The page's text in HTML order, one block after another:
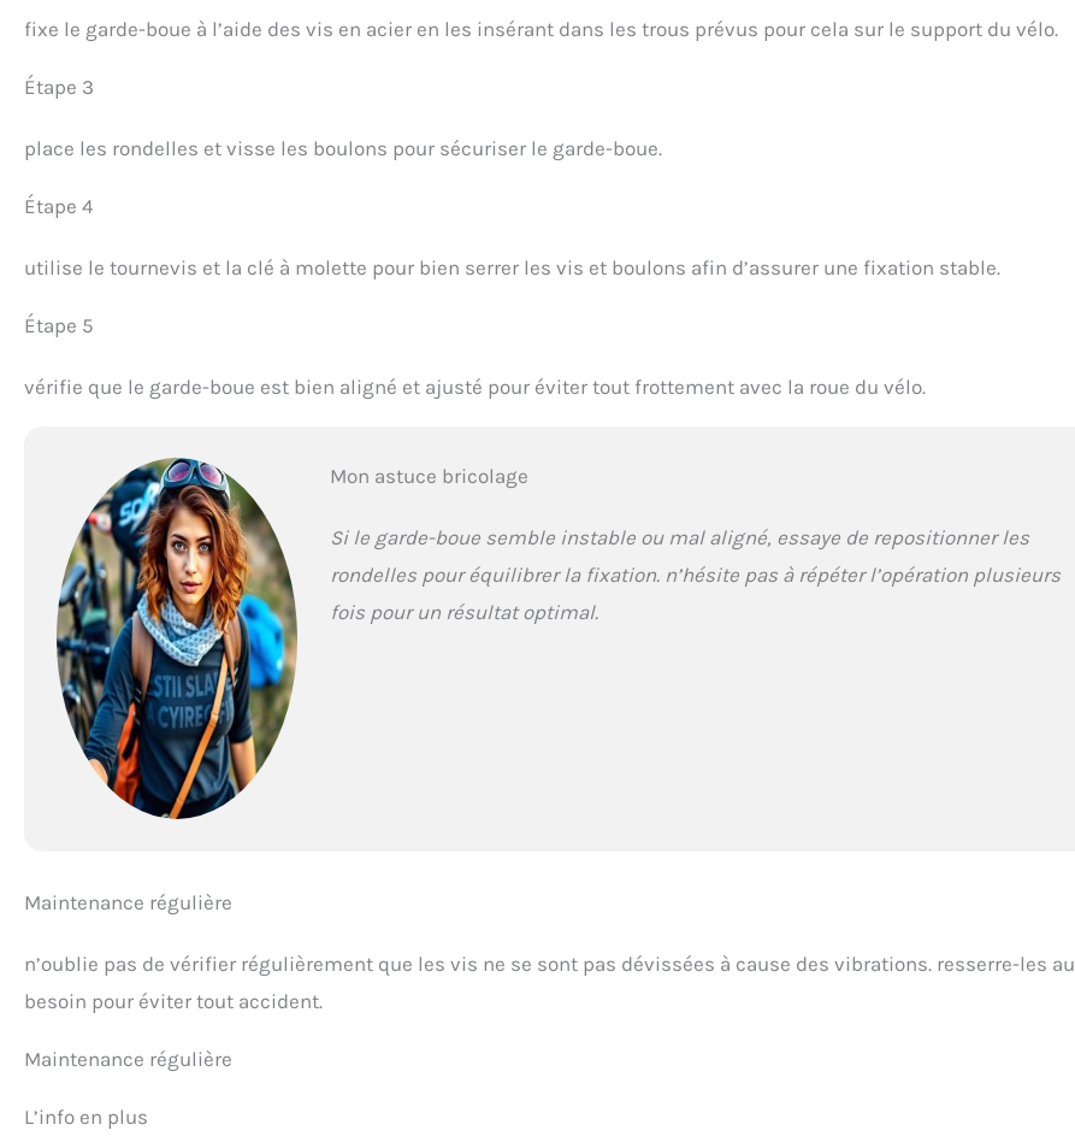
fixe le garde-boue à l’aide des vis en acier en les insérant dans les trous prévus pour cela sur le support du vélo.
Étape 3
place les rondelles et visse les boulons pour sécuriser le garde-boue.
Étape 4
utilise le tournevis et la clé à molette pour bien serrer les vis et boulons afin d’assurer une fixation stable.
Étape 5
vérifie que le garde-boue est bien aligné et ajusté pour éviter tout frottement avec la roue du vélo.
Mon astuce bricolage
Si le garde-boue semble instable ou mal aligné, essaye de repositionner les
rondelles pour équilibrer la fixation. n’hésite pas à répéter l’opération plusieurs
fois pour un résultat optimal.
Maintenance régulière
n’oublie pas de vérifier régulièrement que les vis ne se sont pas dévissées à cause des vibrations. resserre-les au
besoin pour éviter tout accident.
Maintenance régulière
L’info en plus